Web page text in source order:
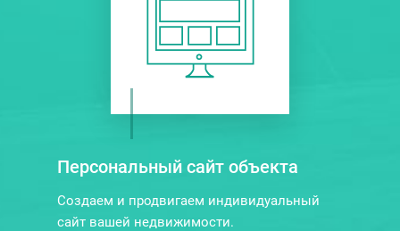
Персональный сайт объекта
Создаем и продвигаем индивидуальный
сайт вашей недвижимости.